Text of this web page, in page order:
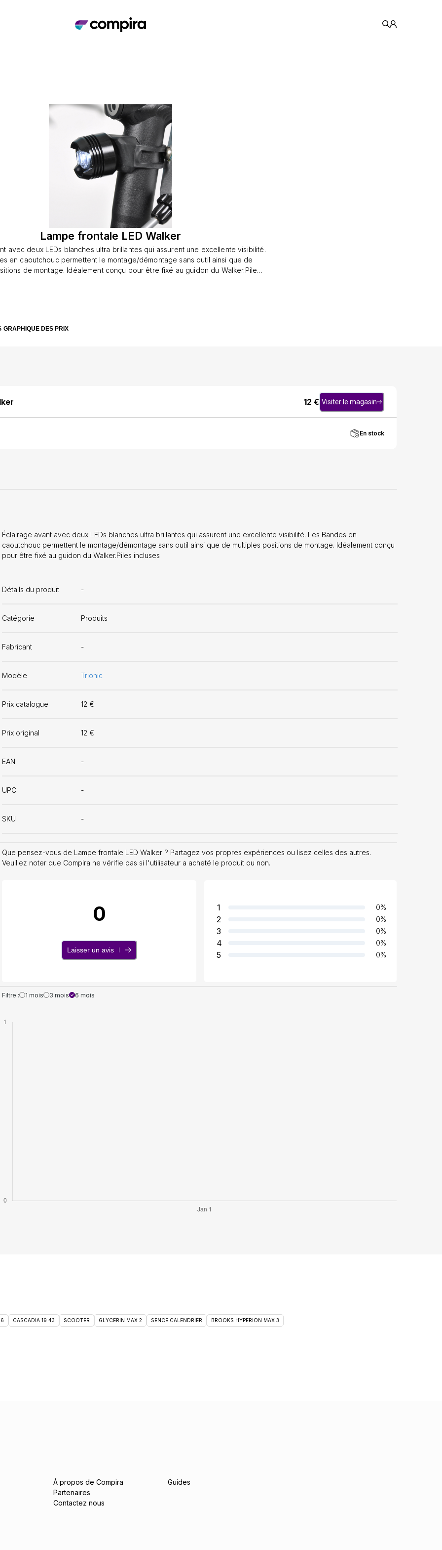
Lampe frontale LED Walker
avec deux LEDs blanches ultra brillantes qui assurent une excellente visibilité.
en caoutchouc permettent le montage/démontage sans outil ainsi que de
de montage. Idéalement conçu pour être fixé au guidon du Walker.Piles
GRAPHIQUE DES PRIX
12 € Visiter le magasin
En stock
Éclairage avant avec deux LEDs blanches ultra brillantes qui assurent une excellente visibilité. Les Bandes en
caoutchouc permettent le montage/démontage sans outil ainsi que de multiples positions de montage. Idéalement conçu
pour être fixé au guidon du Walker.Piles incluses
Détails du produit -
Catégorie Produits
Fabricant -
Modèle Trionic
Prix catalogue 12 €
Prix original 12 €
EAN -
UPC -
SKU -
Que pensez-vous de Lampe frontale LED Walker ? Partagez vos propres expériences ou lisez celles des autres.
Veuillez noter que Compira ne vérifie pas si l'utilisateur a acheté le produit ou non.
0
Laisser un avis
1 0%
2 0%
3 0%
4 0%
5 0%
Filtre : 1 mois 3 mois 6 mois
CASCADIA 19 43 SCOOTER GLYCERIN MAX 2 SENCE CALENDRIER BROOKS HYPERION MAX 3
À propos de Compira
Partenaires
Contactez nous
Guides